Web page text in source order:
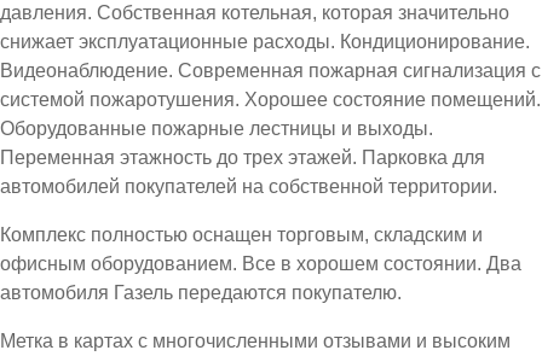
давления. Собственная котельная, которая значительно
снижает эксплуатационные расходы. Кондиционирование.
Видеонаблюдение. Современная пожарная сигнализация с
системой пожаротушения. Хорошее состояние помещений.
Оборудованные пожарные лестницы и выходы.
Переменная этажность до трех этажей. Парковка для
автомобилей покупателей на собственной территории.
Комплекс полностью оснащен торговым, складским и
офисным оборудованием. Все в хорошем состоянии. Два
автомобиля Газель передаются покупателю.
Метка в картах с многочисленными отзывами и высоким